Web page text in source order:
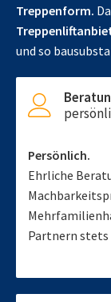
Treppenform.
und so
Persönlich.
Ehrliche
Partnern stets